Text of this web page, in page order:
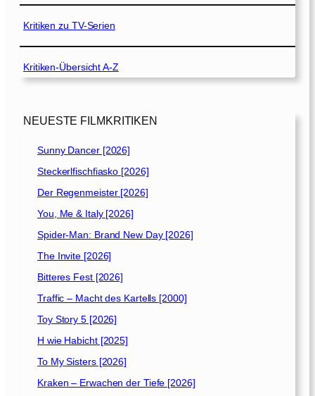
n
d
r
d
s
o
e
s
[
0
0
5
]
Kritiken zu TV-Serien
Kritiken-Übersicht A-Z
NEUESTE FILMKRITIKEN
Sunny Dancer [2026]
Steckerlfischfiasko [2026]
Der Regenmeister [2026]
You, Me & Italy [2026]
Spider-Man: Brand New Day [2026]
The Invite [2026]
Bitteres Fest [2026]
Traffic – Macht des Kartells [2000]
Toy Story 5 [2026]
H wie Habicht [2025]
To My Sisters [2026]
Kraken – Erwachen der Tiefe [2026]